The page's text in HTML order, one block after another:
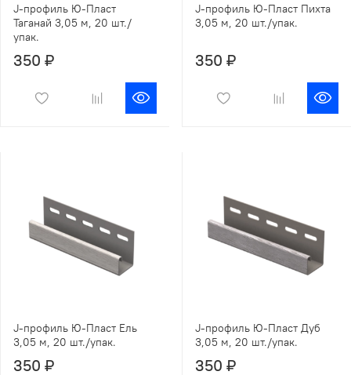
J-профиль Ю-Пласт
Таганай 3,05 м, 20 шт./
упак.
350 ₽
J-профиль Ю-Пласт Пихта
3,05 м, 20 шт./упак.
350 ₽
J-профиль Ю-Пласт Ель
3,05 м, 20 шт./упак.
350 ₽
J-профиль Ю-Пласт Дуб
3,05 м, 20 шт./упак.
350 ₽